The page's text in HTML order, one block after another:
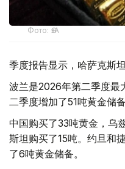
Фото: ӨзА
季度报告显示，哈萨克斯
波兰是2026年第二季度最
二季度增加了51吨黄金储备
中国购买了33吨黄金，乌
斯坦购买了15吨。约旦和
了6吨黄金储备。